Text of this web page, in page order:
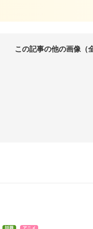
この記事の他の画像（
話題 アニメ